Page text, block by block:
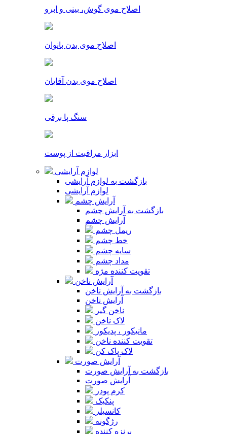
اصلاح موی گوش، بینی و ابرو
اصلاح موی بدن بانوان
اصلاح موی بدن آقایان
سنگ پا برقی
ابزار مراقبت از پوست
لوازم آرایشی
بازگشت به لوازم آرایشی
لوازم آرایشی
آرایش چشم
بازگشت به آرایش چشم
آرایش چشم
ریمل چشم
خط چشم
سایه چشم
مداد چشم
تقویت کننده مژه
آرایش ناخن
بازگشت به آرایش ناخن
آرایش ناخن
ناخن گیر
لاک ناخن
مانیکور ، پدیکور
تقویت کننده ناخن
لاک پاک کن
آرایش صورت
بازگشت به آرایش صورت
آرایش صورت
کرم پودر
پنکیک
کانسیلر
رژگونه
برنزه کننده